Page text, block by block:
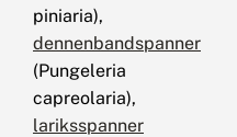
piniaria),
dennenbandspanner
(Pungeleria
capreolaria),
lariksspanner